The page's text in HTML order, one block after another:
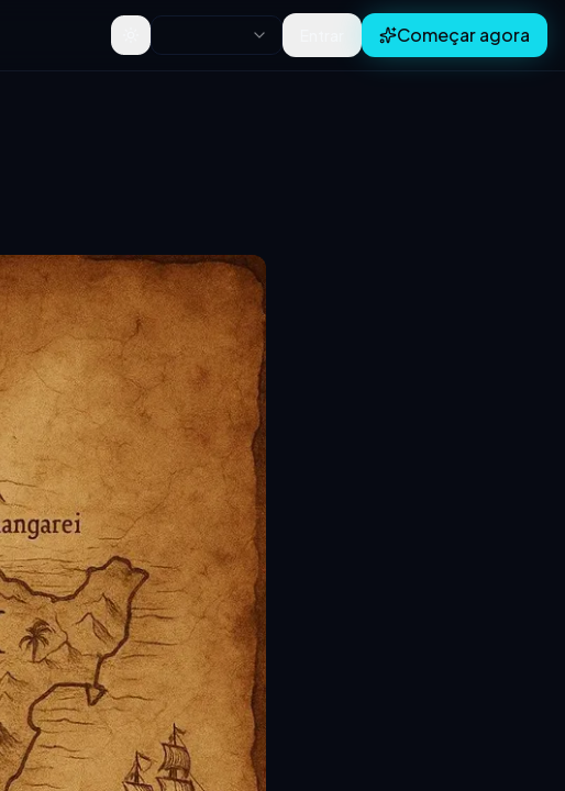
Toggle theme Começar agora